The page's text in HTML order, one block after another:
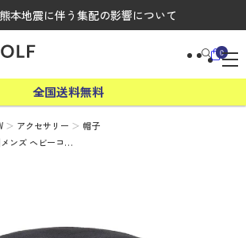
本地震に伴う集配の影響について
0
全国送料無料
アクセサリー
帽子
ンズ ヘビーコ…